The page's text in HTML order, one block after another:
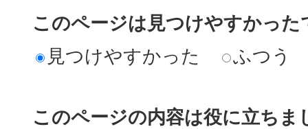
このページは見つけやすかった
見つけやすかった
ふつう
このページの内容は役に立ちま